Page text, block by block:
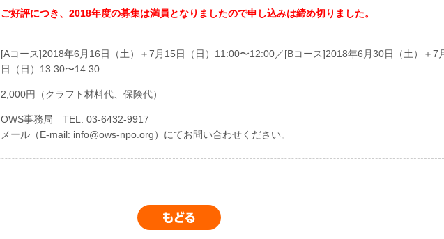
ご好評につき、2018年度の募集は満員となりましたので申し込みは締め切りました。
[Aコース]2018年6月16日（土）＋7月15日（日）11:00〜12:00／[Bコース]2018年6月30日（土）＋7
日（日）13:30〜14:30
2,000円（クラフト材料代、保険代）
OWS事務局 TEL: 03-6432-9917
メール（E-mail: info@ows-npo.org）にてお問い合わせください。